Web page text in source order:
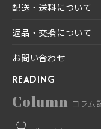
配送・送料について
返品・交換について
お問い合わせ
READING
Column コラム